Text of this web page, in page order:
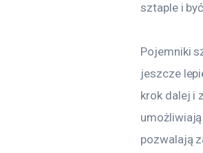
sztaple i
Pojemniki
jeszcze
krok dalej i
pozwalają